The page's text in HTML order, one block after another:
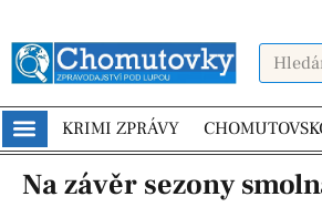
KRIMI ZPRÁVY
Na závěr sezony